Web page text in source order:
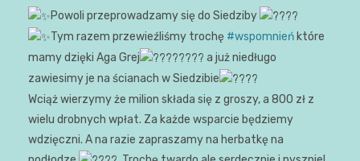
Powoli przeprowadzamy się do Siedziby
Tym razem przewieźliśmy trochę #wspomnień które
mamy dzięki Aga Grej
a już niedługo
zawiesimy je na ścianach w Siedzibie
Wciąż wierzymy że milion składa się z groszy, a 800 zł z
wielu drobnych wpłat. Za każde wsparcie będziemy
wdzięczni. A na razie zapraszamy na herbatkę na